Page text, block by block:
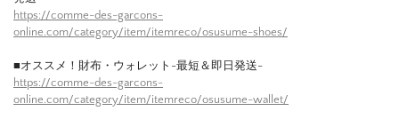
https://comme-des-garcons-
online.com/category/item/itemreco/osusume-shoes/
■オススメ！財布・ウォレット-最短＆即日発送-
https://comme-des-garcons-
online.com/category/item/itemreco/osusume-wallet/